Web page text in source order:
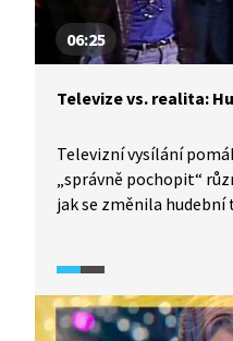
06:25
Televize vs. realita:
Televizní vysílání
„správně pochopit“
jak se změnila hudební
zahraniční konkurence
jen kádrový profil
A co to vlastně zcela